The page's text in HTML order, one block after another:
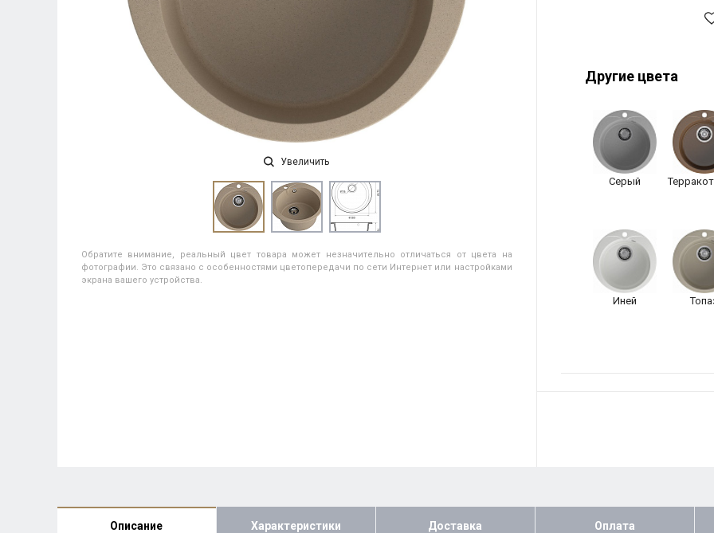
Увеличить
Обратите внимание, реальный цвет товара может незначительно отличаться от цвета на
фотографии. Это связано с особенностями цветопередачи по сети Интернет или настройками
экрана вашего устройства.
Другие цвета
Серый
Иней
Описание Характеристики Доставка Оплата